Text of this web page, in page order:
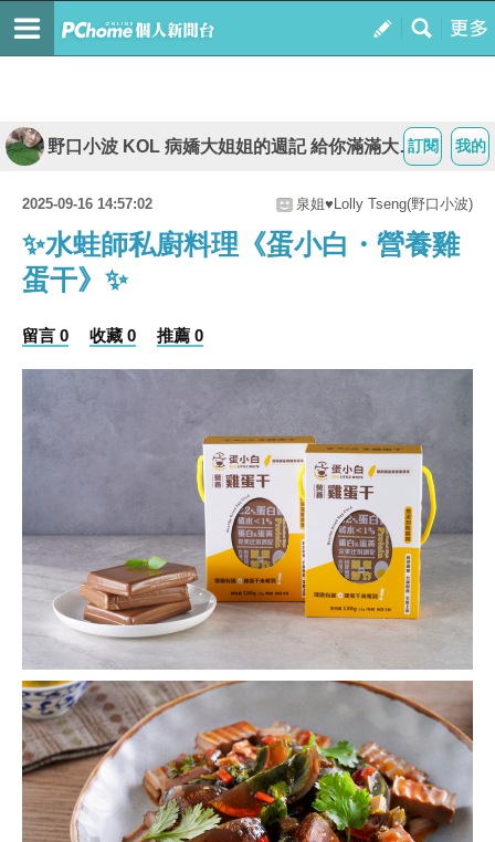
我的
訂閱
野口小波 KOL 病嬌大姐姐的週記 給你滿滿大平台
2025-09-16 14:57:02 泉姐♥Lolly Tseng(野口小波)
✨水蛙師私廚料理《蛋小白・營養雞
蛋干》✨
留言 0 收藏 0 推薦 0